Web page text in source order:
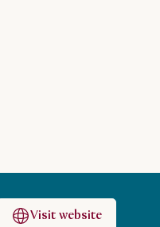
Visit website